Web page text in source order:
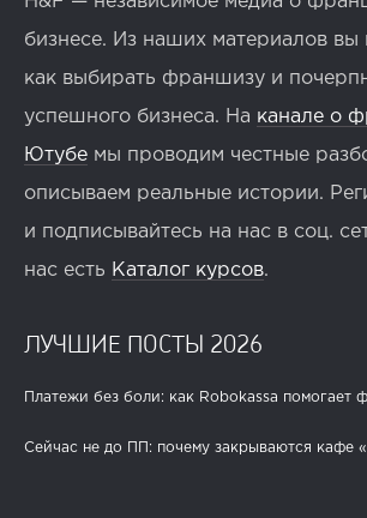
бизнесе. Из наших материалов вы
как выбирать франшизу и
успешного бизнеса. На канале о
Ютубе мы проводим честные
описываем реальные истории.
и подписывайтесь на нас в соц.
нас есть Каталог курсов.
ЛУЧШИЕ ПОСТЫ 2026
Платежи без боли: как Robokassa помогает
Сейчас не до ПП: почему закрываются кафе